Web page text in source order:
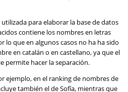
para elaborar la base de datos
contiene los nombres en letras
lo que en algunos casos no ha ha sido
en catalán o en castellano, ya que el
permite hacer la separación.
ejemplo, en el ranking de nombres de
también el de Sofía, mientras que